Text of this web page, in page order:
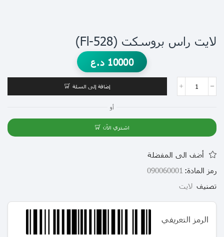
لايت راس بروسكت (Fl-528)
10000 د.ع
إضافة إلى السلة
أو
اشتري الآن
أضف الى المفضلة
رمز المادة: 090060001
تصنيف لايت
الرمز التعريفي